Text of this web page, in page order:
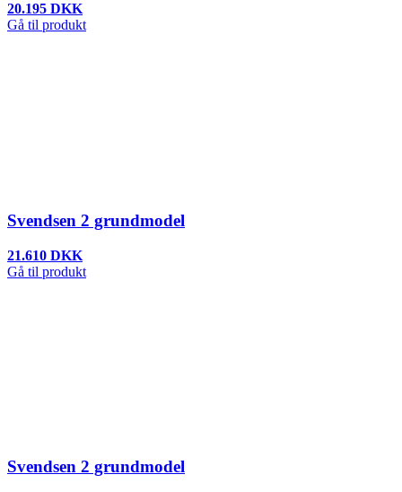
20.195 DKK
Gå til produkt
Svendsen 2 grundmodel
21.610 DKK
Gå til produkt
Svendsen 2 grundmodel